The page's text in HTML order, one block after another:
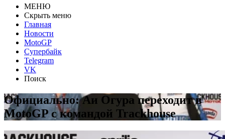
МЕНЮ
Скрыть меню
Главная
Новости
MotoGP
Супербайк
Telegram
VK
Поиск
Официально: Аи Огура переходит в
MotoGP с командой Trackhouse